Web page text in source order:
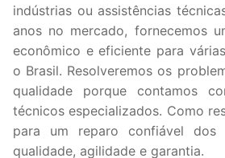
indústrias ou assistências
anos no mercado, fornecemos
econômico e eficiente para
o Brasil. Resolveremos os
qualidade porque contamos
técnicos especializados. Como
para um reparo confiável dos
qualidade, agilidade e garantia.